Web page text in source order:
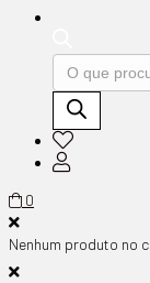
Products
search
0
Nenhum produto no